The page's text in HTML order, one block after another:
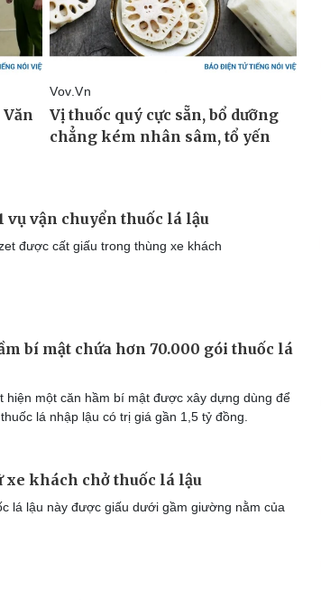
vụ vận chuyển thuốc lá lậu
được cất giấu trong thùng xe khách
bí mật chứa hơn 70.000 gói thuốc lá
hiện một căn hầm bí mật được xây dựng dùng để
lá nhập lậu có trị giá gần 1,5 tỷ đồng.
xe khách chở thuốc lá lậu
lá lậu này được giấu dưới gầm giường nằm của